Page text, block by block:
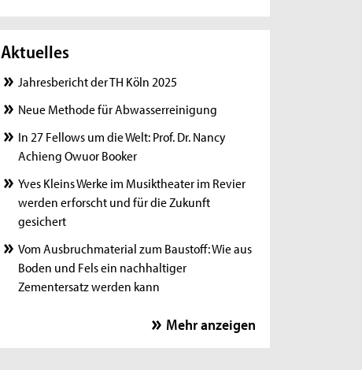
Aktuelles
Jahresbericht der TH Köln 2025
Neue Methode für Abwasserreinigung
In 27 Fellows um die Welt: Prof. Dr. Nancy
Achieng Owuor Booker
Yves Kleins Werke im Musiktheater im Revier
werden erforscht und für die Zukunft
gesichert
Vom Ausbruchmaterial zum Baustoff: Wie aus
Boden und Fels ein nachhaltiger
Zementersatz werden kann
Mehr anzeigen